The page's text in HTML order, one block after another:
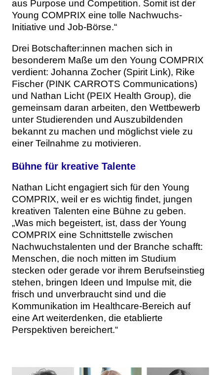
aus Purpose und Competition. Somit ist der
Young COMPRIX eine tolle Nachwuchs-
Initiative und Job-Börse.“
Drei Botschafter:innen machen sich in
besonderem Maße um den Young COMPRIX
verdient: Johanna Zocher (Spirit Link), Rike
Fischer (PINK CARROTS Communications)
und Nathan Licht (PEIX Health Group), die
gemeinsam daran arbeiten, den Wettbewerb
unter Studierenden und Auszubildenden
bekannt zu machen und möglichst viele zu
einer Teilnahme zu motivieren.
Bühne für kreative Talente
Nathan Licht engagiert sich für den Young
COMPRIX, weil er es wichtig findet, jungen
kreativen Talenten eine Bühne zu geben.
„Was mich begeistert, ist, dass der Young
COMPRIX eine Schnittstelle zwischen
Nachwuchstalenten und der Branche schafft:
Menschen, die noch mitten im Studium
stecken oder gerade vor ihrem Berufseinstieg
stehen, bringen Ideen und Impulse mit, die
frisch und unverbraucht sind und die
Kommunikation im Healthcare-Bereich auf
eine Art weiterdenken, die etablierte
Perspektiven bereichert.“